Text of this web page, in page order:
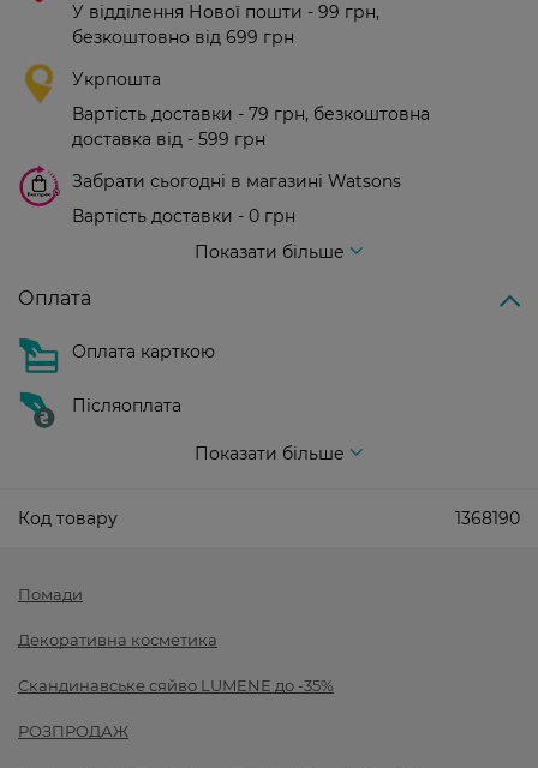
У відділення Нової пошти - 99 грн,
безкоштовно від 699 грн
Укрпошта
Вартість доставки - 79 грн, безкоштовна
доставка від - 599 грн
Забрати сьогодні в магазині Watsons
Вартість доставки - 0 грн
Показати більше
Оплата
Оплата карткою
Післяоплата
Показати більше
Код товару 1368190
Помади
Декоративна косметика
Скандинавське сяйво LUMENE до -35%
РОЗПРОДАЖ